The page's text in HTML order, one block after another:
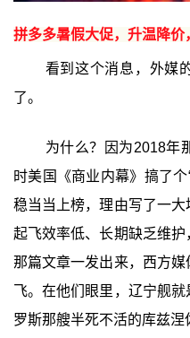
拼多多暑假大促，升温降
看到这个消息，外媒
了。
为什么？因为2018年
时美国《商业内幕》搞了
稳当当上榜，理由写了一
起飞效率低、长期缺乏维护
那篇文章一发出来，西方
飞。在他们眼里，辽宁舰
罗斯那艘半死不活的库兹涅